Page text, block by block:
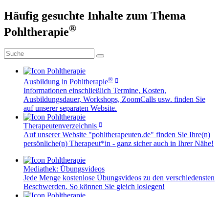
Häufig gesuchte Inhalte zum Thema
Pohltherapie®
Ausbildung in Pohltherapie®
Informationen einschließlich Termine, Kosten,
Ausbildungsdauer, Workshops, ZoomCalls usw. finden Sie
auf unserer separaten Website.
Therapeutenverzeichnis
Auf unserer Website "pohltherapeuten.de" finden Sie Ihre(n)
persönliche(n) Therapeut*in - ganz sicher auch in Ihrer Nähe!
Mediathek: Übungsvideos
Jede Menge kostenlose Übungsvideos zu den verschiedensten
Beschwerden. So können Sie gleich loslegen!